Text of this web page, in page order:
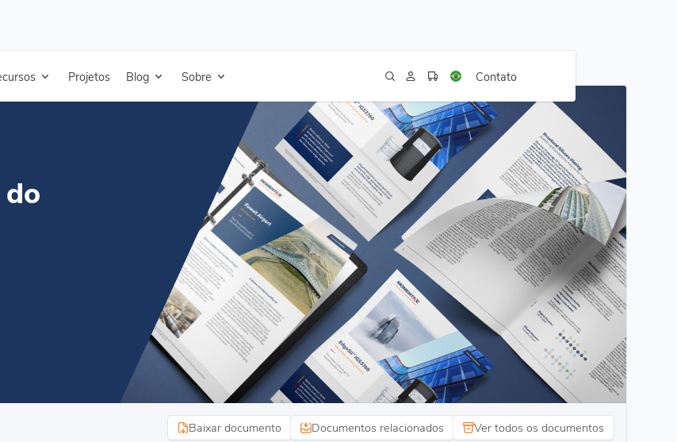
Projetos Blog Sobre Contato
Baixar documento Documentos relacionados Ver todos os documentos